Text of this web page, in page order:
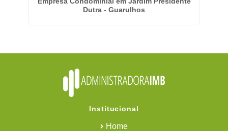
Dutra - Guarulhos
Institucional
Home